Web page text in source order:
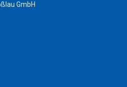
GmbH